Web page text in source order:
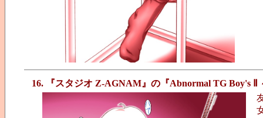
16. 『スタジオ Z-AGNAM』の『Abnormal TG Boy's Ⅱ